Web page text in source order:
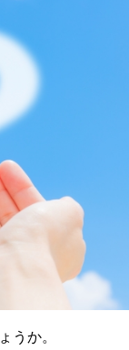
てくれる買取業
。ここなら旧車の
のですが、外車
応もよく安心して
うか。